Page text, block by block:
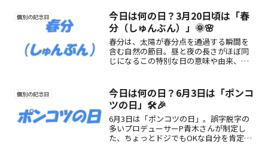
個別の記念日
今日は何の日？3月20日頃は「春
分（しゅんぶん）」🌞🌸
春分は、太陽が春分点を通過する瞬間を
含む自然の節目。昼と夜の長さがほぼ同
じになるこの特別な日の意味や由来、
個別の記念日
今日は何の日？6月3日は「ポンコ
ツの日」🛠️🎉
6月3日は「ポンコツの日」。誤字脱字の
多いプロデューサーP青木さんが制定し
た、ちょっとドジでもOKな自分を肯定す